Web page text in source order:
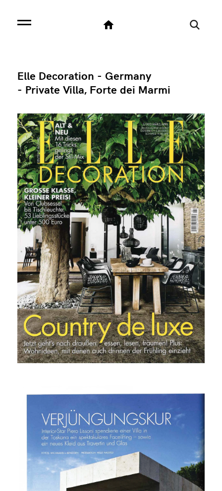
Elle Decoration - Germany
- Private Villa, Forte dei Marmi